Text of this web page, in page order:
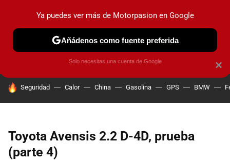
PRUEBAS COCHES ELÉCTRICOS OBSERVATORIO
HOY SE HABLA DE
Seguridad Calor China Gasolina GPS BMW
Toyota Avensis 2.2 D-4D, prueba
(parte 4)
×
Ya puedes ver más de Motorpasion en Google
Añádenos como fuente preferida
Solo necesitas una cuenta de Google